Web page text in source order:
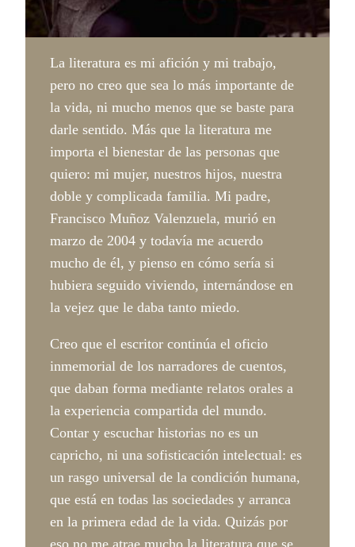
La literatura es mi afición y mi trabajo,
pero no creo que sea lo más importante de
la vida, ni mucho menos que se baste para
darle sentido. Más que la literatura me
importa el bienestar de las personas que
quiero: mi mujer, nuestros hijos, nuestra
doble y complicada familia. Mi padre,
Francisco Muñoz Valenzuela, murió en
marzo de 2004 y todavía me acuerdo
mucho de él, y pienso en cómo sería si
hubiera seguido viviendo, internándose en
la vejez que le daba tanto miedo.
Creo que el escritor continúa el oficio
inmemorial de los narradores de cuentos,
que daban forma mediante relatos orales a
la experiencia compartida del mundo.
Contar y escuchar historias no es un
capricho, ni una sofisticación intelectual: es
un rasgo universal de la condición humana,
que está en todas las sociedades y arranca
en la primera edad de la vida. Quizás por